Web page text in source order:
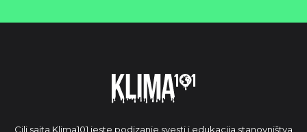
Cilj sajta Klima101 jeste podizanje svesti i edukacija stanovništva